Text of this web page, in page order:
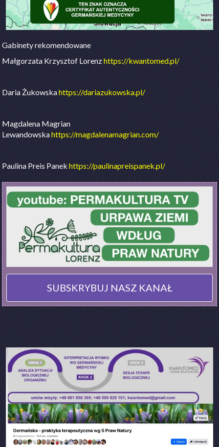
Gabinety rekomendowane
Małgorzata Krzysztof Lorenzhttps://kwantomed.pl/
Daria Żukowskahttps://dariazukowska.pl/
Magdalena Magrian
Lewandowskahttps://magdalenamagrian.com/
Paulina Preis Panekhttps://paulinapreispanek.pl/
SUBSKRYBUJ NASZ KANAŁ